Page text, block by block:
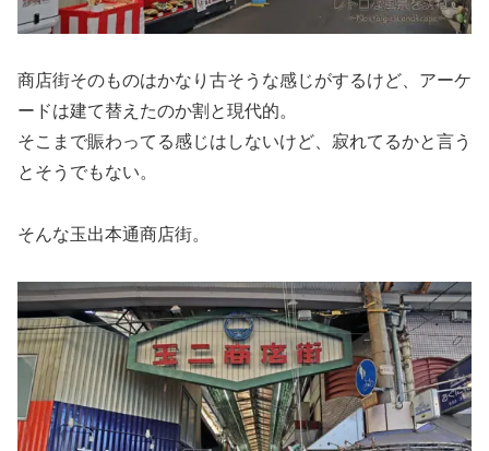
商店街そのものはかなり古そうな感じがするけど、アーケ
ードは建て替えたのか割と現代的。
そこまで賑わってる感じはしないけど、寂れてるかと言う
とそうでもない。
そんな玉出本通商店街。